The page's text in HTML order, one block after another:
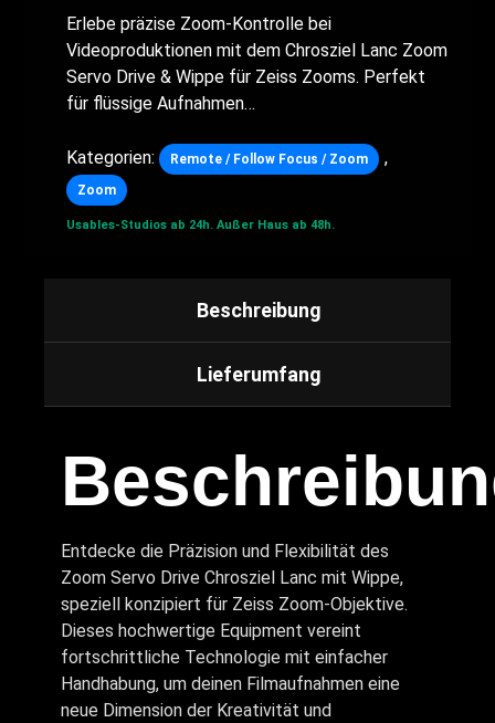
Erlebe präzise Zoom-Kontrolle bei
Videoproduktionen mit dem Chrosziel Lanc Zoom
Servo Drive & Wippe für Zeiss Zooms. Perfekt
für flüssige Aufnahmen…
Kategorien: Remote / Follow Focus / Zoom ,
Zoom
Usables-Studios ab 24h. Außer Haus ab 48h.
Beschreibung
Lieferumfang
Entdecke die Präzision und Flexibilität des
Zoom Servo Drive Chrosziel Lanc mit Wippe,
speziell konzipiert für Zeiss Zoom-Objektive.
Dieses hochwertige Equipment vereint
fortschrittliche Technologie mit einfacher
Handhabung, um deinen Filmaufnahmen eine
neue Dimension der Kreativität und